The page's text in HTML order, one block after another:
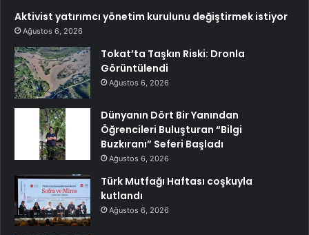
Aktivist yatırımcı yönetim kurulunu değiştirmek istiyor
Ağustos 6, 2026
Tokat’ta Taşkın Riski: Dronla
Görüntülendi
Ağustos 6, 2026
Dünyanın Dört Bir Yanından
Öğrencileri Buluşturan “Bilgi
Buzkıranı” Seferi Başladı
Ağustos 6, 2026
Türk Mutfağı Haftası coşkuyla
kutlandı
Ağustos 6, 2026